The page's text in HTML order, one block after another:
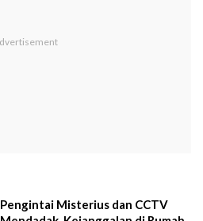
Pengintai Misterius dan CCTV